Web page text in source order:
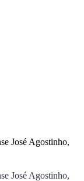
José Agostinho,
José Agostinho,